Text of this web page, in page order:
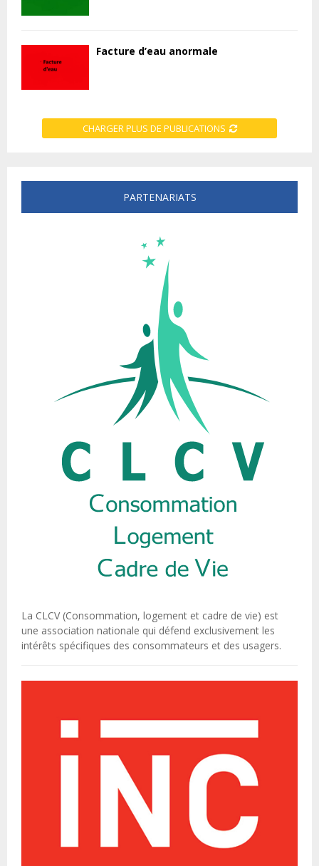
Facture d’eau anormale
CHARGER PLUS DE PUBLICATIONS
PARTENARIATS
La CLCV (Consommation, logement et cadre de vie) est
une association nationale qui défend exclusivement les
intérêts spécifiques des consommateurs et des usagers.